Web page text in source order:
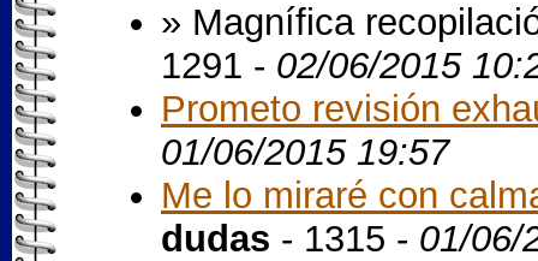
» Magnífica
1291 - 02/06/2015
Prometo revisión
01/06/2015 19:57
Me lo miraré con
dudas - 1315 - 01/06/